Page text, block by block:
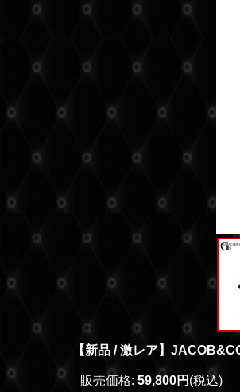
【新品 / 激レア】
販売価格: 59,800円 (税込)